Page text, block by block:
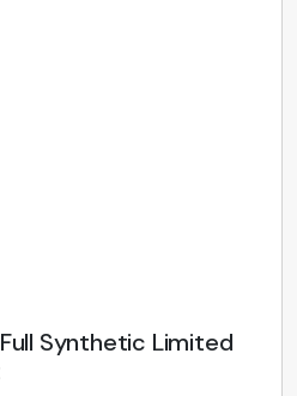
Synthetic Limited